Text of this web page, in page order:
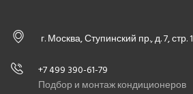
г. Москва, Ступинский пр., д. 7, стр. 1
+7 499 390-61-79
Подбор и монтаж кондиционеров